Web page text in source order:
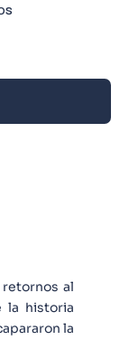
al
la historia
la